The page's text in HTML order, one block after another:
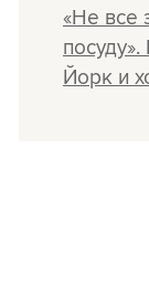
«Не все
Йорк и